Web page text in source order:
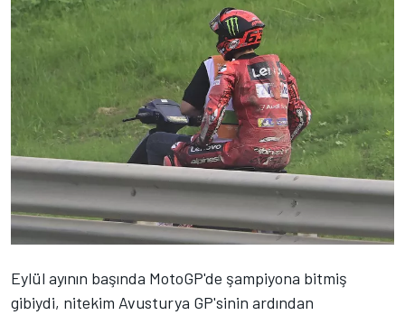
Eylül ayının başında MotoGP'de şampiyona bitmiş
gibiydi, nitekim Avusturya GP'sinin ardından